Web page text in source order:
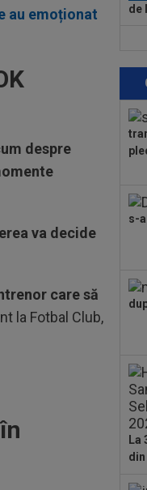
au emoționat
despre
va decide
care să
la Fotbal Club,
de
s-
La